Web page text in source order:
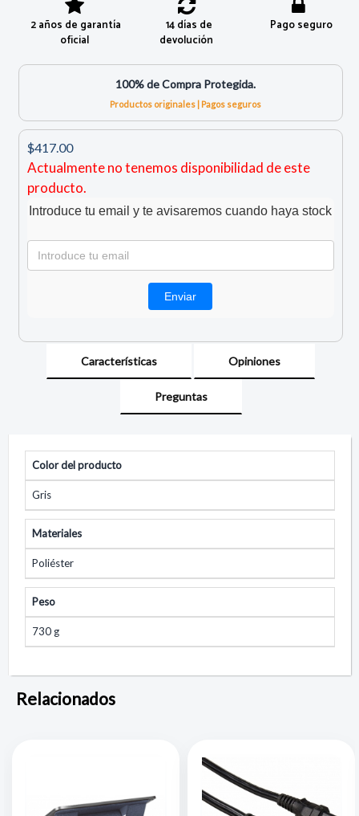
2 años de garantía
oficial
14 días de
devolución
Pago seguro
100% de Compra Protegida.
Productos originales | Pagos seguros
$417.00
Actualmente no tenemos disponibilidad de este
producto.
Introduce tu email y te avisaremos cuando haya stock
Características Opiniones
Preguntas
Color del producto
Gris
Materiales
Poliéster
Peso
730 g
Relacionados